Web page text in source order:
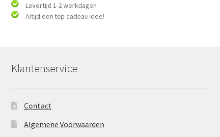
Levertijd 1-2 werkdagen
Altijd een top cadeau idee!
Klantenservice
Contact
Algemene Voorwaarden